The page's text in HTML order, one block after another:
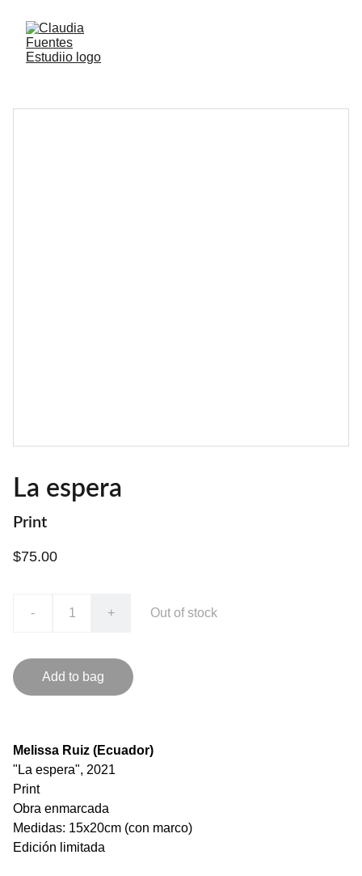
La espera
Print
$75.00
- + Out of stock
Add to bag
Melissa Ruiz (Ecuador)
"La espera", 2021
Print
Obra enmarcada
Medidas: 15x20cm (con marco)
Edición limitada